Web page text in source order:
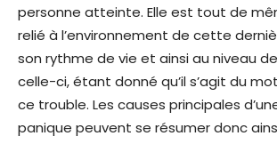
personne atteinte. Elle est tout de
relié à l’environnement de cette
son rythme de vie et ainsi au niveau
celle-ci, étant donné qu’il s’agit du
ce trouble. Les causes principales
panique peuvent se résumer donc